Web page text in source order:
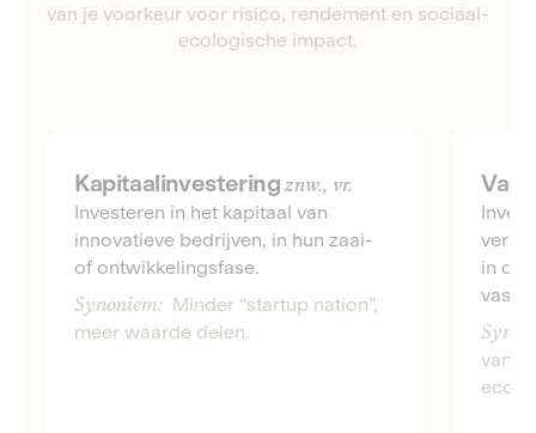
van je voorkeur voor risico, rendement en sociaal-
ecologische impact.
Kapitaalinvestering znw., vr.
Investeren in het kapitaal van
innovatieve bedrijven, in hun zaai-
of ontwikkelingsfase.
Synoniem: Minder “startup nation”,
meer waarde delen.
in de
van